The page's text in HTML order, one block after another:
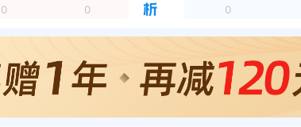
0 0 0